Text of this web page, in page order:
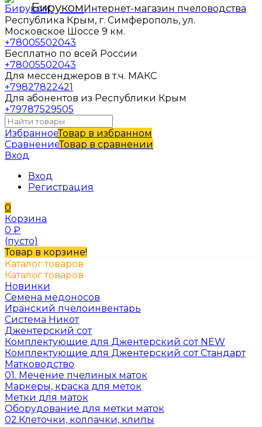
БирукомИнтернет-магазин пчеловодства
Республика Крым, г. Симферополь, ул.
Московское Шоссе 9 км.
+78005502043
Бесплатно по всей России
+78005502043
Для мессенджеров в т.ч. МАКС
+79827822421
Для абонентов из Республики Крым
+79787529505
ИзбранноеТовар в избранном
СравнениеТовар в сравнении
Вход
Вход
Регистрация
0
Корзина
0 ₽
(пусто)
Товар в корзине!
Каталог товаров
Каталог товаров
Новинки
Семена медоносов
Иранский пчелоинвентарь
Система Никот
Джентерский сот
Комплектующие для Джентерский сот NEW
Комплектующие для Джентерский сот Стандарт
Матководство
01. Мечение пчелиных маток
Маркеры, краска для меток
Метки для маток
Оборудование для метки маток
02.Клеточки, колпачки, клипы